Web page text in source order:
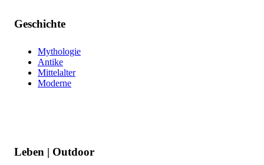
Geschichte
Mythologie
Antike
Mittelalter
Moderne
Leben | Outdoor